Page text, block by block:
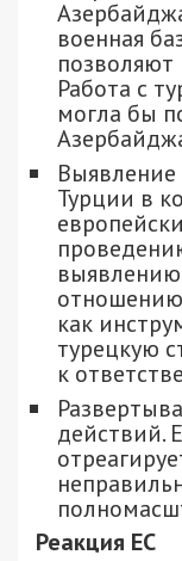
военная
позволяют
Работа с
могла бы
Выявление
Турции в
как
турецкую
к
действий.
Реакция ЕС